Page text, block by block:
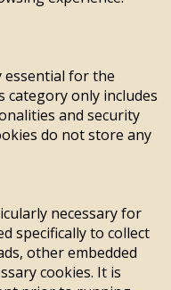
essential for the
only includes
and security
do not store any
necessary for
specifically to collect
other embedded
cookies. It is